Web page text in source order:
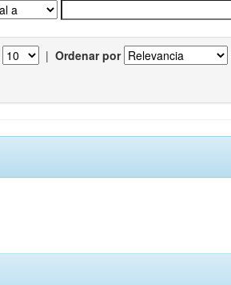
| Ordenar por